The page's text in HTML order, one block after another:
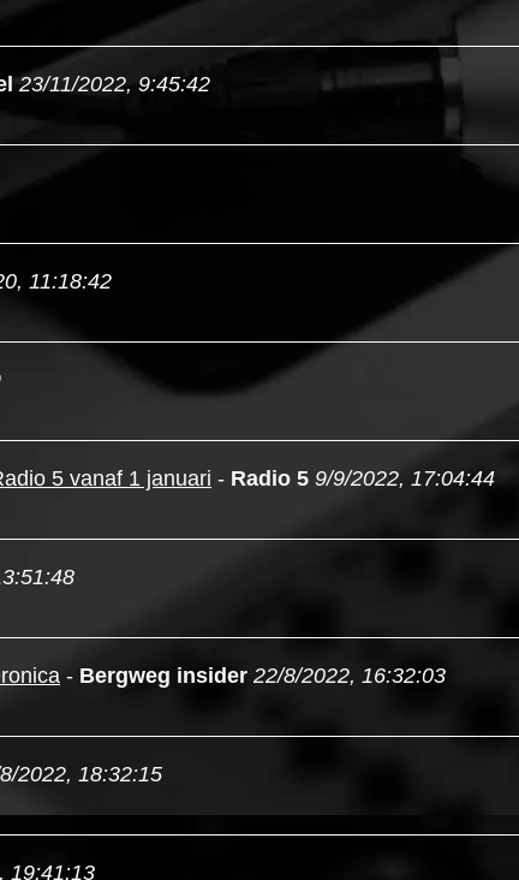
23/11/2022, 9:45:42
11:18:42
5 vanaf 1 januari - Radio 5 9/9/2022, 17:04:44
- Bergweg insider 22/8/2022, 16:32:03
2022, 18:32:15
19:41:13